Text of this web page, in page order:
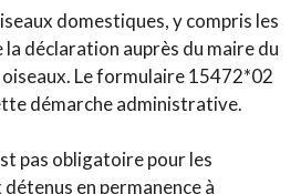
domestiques, y compris les
déclaration auprès du maire du
Le formulaire 15472*02
démarche administrative.
pas obligatoire pour les
en permanence à